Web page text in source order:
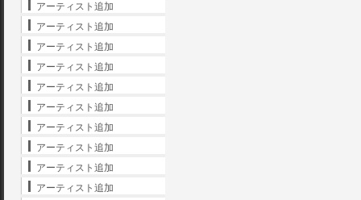
アーティスト追加
アーティスト追加
アーティスト追加
アーティスト追加
アーティスト追加
アーティスト追加
アーティスト追加
アーティスト追加
アーティスト追加
アーティスト追加